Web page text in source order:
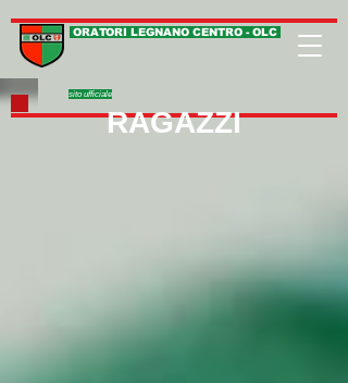
ORATORI LEGNANO CENTRO - OLC
sito ufficiale
RAGAZZI